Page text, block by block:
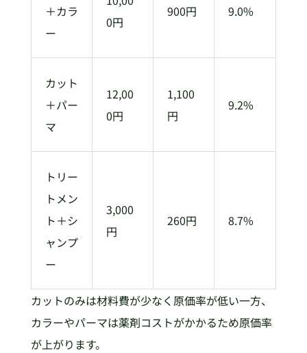
＋カラ
ー
0円
900円 9.0%
カット
＋パー
マ
12,00
0円
1,100
円
9.2%
トリー
トメン
ト＋シ
ャンプ
ー
3,000
円
260円 8.7%
カットのみは材料費が少なく原価率が低い一方、
カラーやパーマは薬剤コストがかかるため原価率
が上がります。